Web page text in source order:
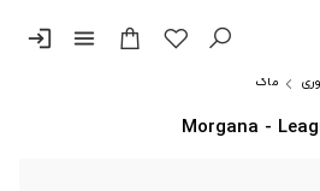
menu
login
ماگ